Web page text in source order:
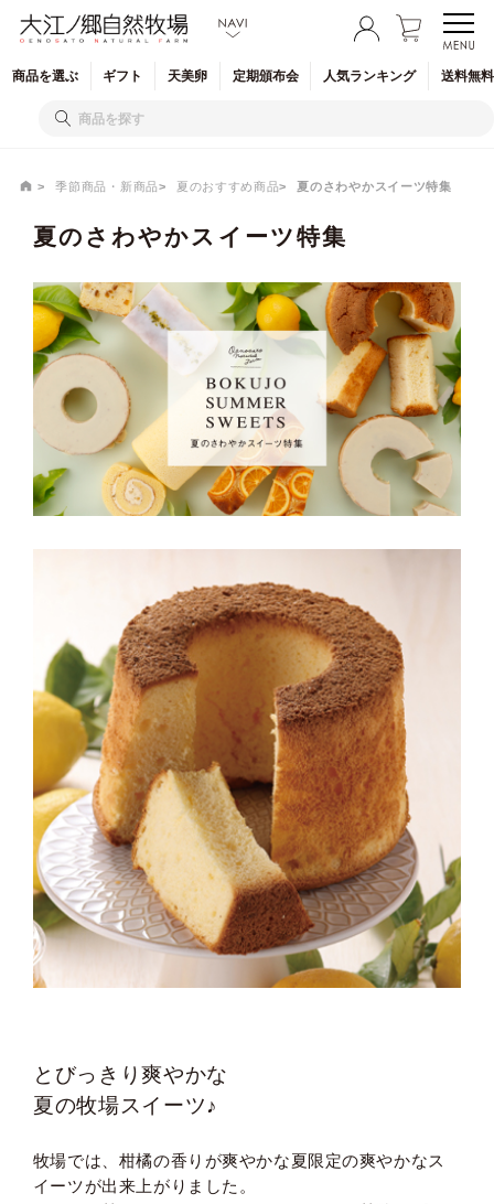
商品を選ぶ ギフト 天美卵 定期頒布会 人気ランキング 送料無
季節商品・新商品 夏のおすすめ商品 夏のさわやかスイーツ特集
夏のさわやかスイーツ特集
とびっきり爽やかな
夏の牧場スイーツ♪
牧場では、柑橘の香りが爽やかな夏限定の爽やかなス
イーツが出来上がりました。